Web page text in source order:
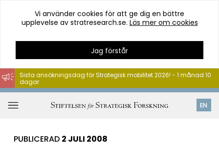
Hoppa
till
innehåll
Vi använder cookies för att ge dig en bättre
upplevelse av stratresearch.se. Läs mer om cookies
Jag förstår
EN
Sista ansökningsdag för Strategisk mobilitet 2026! - 1 månad 10
dagar
PUBLICERAD 2 JULI 2008